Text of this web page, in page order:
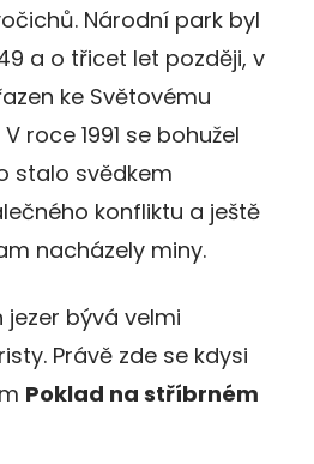
Národní park byl
a o třicet let později, v
ke Světovému
roce 1991 se bohužel
stalo svědkem
konfliktu a ještě
nacházely miny.
jezer bývá velmi
Právě zde se kdysi
Poklad na stříbrném